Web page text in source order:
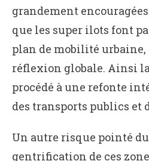
grandement encouragées.
que les super ilots font
plan de mobilité
réflexion globale. Ainsi
procédé à une refonte
des transports publics et
Un autre risque pointé
gentrification de ces